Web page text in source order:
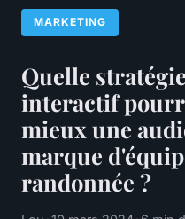
MARKETING
Quelle
interactif
mieux une
marque
randonnée ?